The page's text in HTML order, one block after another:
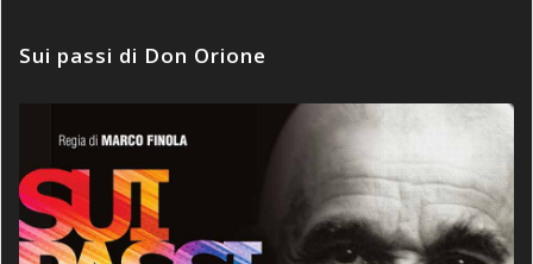
Sui passi di Don Orione